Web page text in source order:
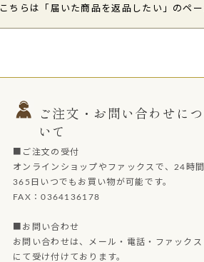
こちらは「届いた商品を返品したい」のペー
ご注文・お問い合わせにつ
いて
■ご注文の受付
オンラインショップやファックスで、24時間
365日いつでもお買い物が可能です。
FAX：0364136178
■お問い合わせ
お問い合わせは、メール・電話・ファックス
にて受け付けております。